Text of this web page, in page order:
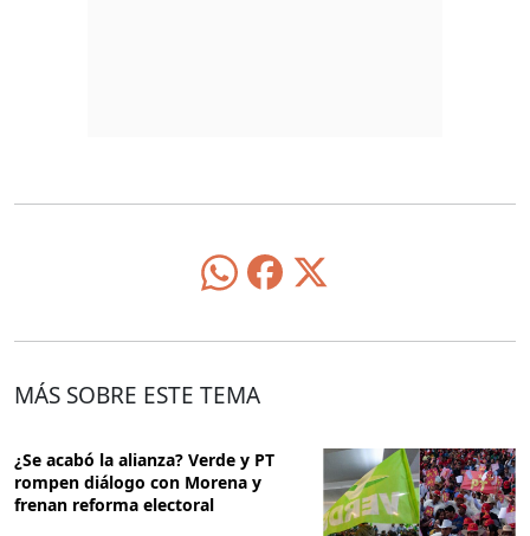
MÁS SOBRE ESTE TEMA
¿Se acabó la alianza? Verde y PT
rompen diálogo con Morena y
frenan reforma electoral